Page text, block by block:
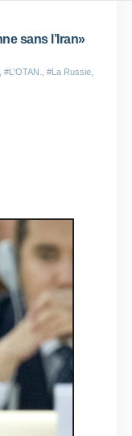
sans l’Iran»
#L'OTAN. #La Russie